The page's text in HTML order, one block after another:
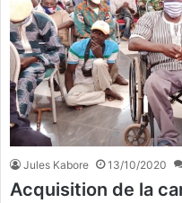
Jules Kabore 13/10/2020
Acquisition de la